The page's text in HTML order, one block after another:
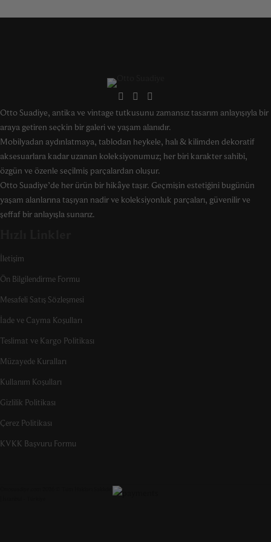
Otto Suadiye, antika ve vintage tutkusunu zamansız tasarım anlayışıyla bir
araya getiren seçkin bir galeri ve yaşam alanıdır.
Mobilyadan aydınlatmaya, tablodan heykele, halı & kilimden dekoratif
aksesuarlara kadar uzanan koleksiyonumuz; her biri karakter sahibi,
özgün ve özenle seçilmiş parçalardan oluşur.
Otto Suadiye’de her ürün bir hikâye taşır. Geçmişin estetiğini bugünün
yaşam alanlarına taşıyan nadir ve koleksiyonluk parçaları, güvenilir ve
şeffaf bir anlayışla sunarız.
İletişim
Ön Bilgilendirme Formu
Mesafeli Satış Sözleşmesi
İade ve Cayma Koşulları
Teslimat ve Kargo Politikası
Müzayede Kuralları
Kullanım Koşulları
Gizlilik Politikası
Çerez Politikası
KVKK Başvuru Formu